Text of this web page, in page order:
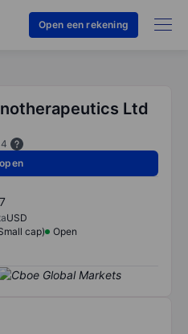
Open een rekening
Ltd
USD
cap)
Open